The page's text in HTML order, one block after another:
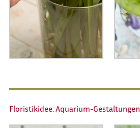
Floristikidee: Aquarium-Gestaltungen